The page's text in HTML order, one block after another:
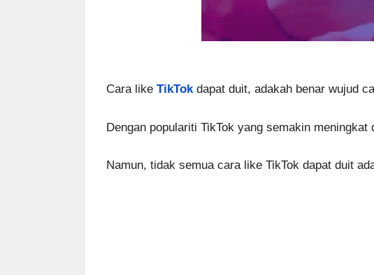
Cara like TikTokdapat duit, adakah benar wujud
Dengan populariti TikTok yang semakin meningkat
Namun, tidak semua cara like TikTok dapat duit